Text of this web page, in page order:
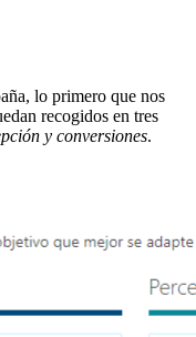
lo primero que nos
recogidos en tres
y conversiones.